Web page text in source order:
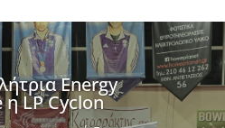
Energy
η LP Cyclon